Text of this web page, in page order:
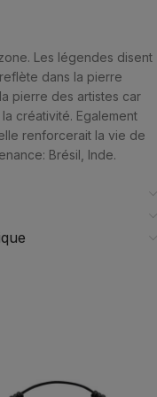
Les légendes disent
dans la pierre
pierre des artistes car
créativité. Egalement
renforcerait la vie de
Brésil, Inde.